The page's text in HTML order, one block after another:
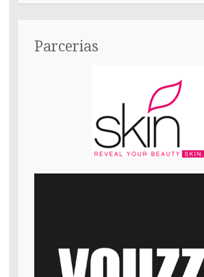
Parcerias